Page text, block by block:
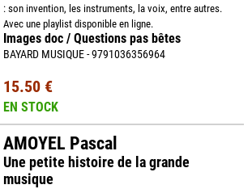
: son invention, les instruments, la voix, entre autres.
Avec une playlist disponible en ligne.
Images doc / Questions pas bêtes
BAYARD MUSIQUE - 9791036356964
15.50 €
EN STOCK
AMOYEL Pascal
Une petite histoire de la grande
musique